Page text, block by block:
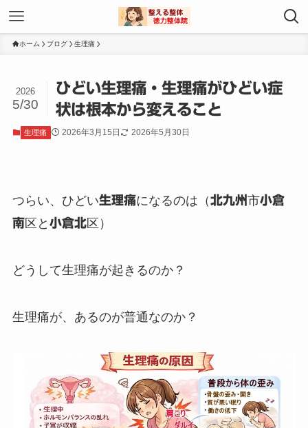
ホーム ブログ 生理痛
ひどい生理痛・生理痛がひどい症
状は根本から変えること
2026
5/30
生理痛 2026年3月15日 2026年5月30日
つらい、ひどい生理痛になるのは（北九州市小倉
南区と 小倉北区）
どうして生理痛が起きるのか？
生理痛が、あるのが普通なのか？